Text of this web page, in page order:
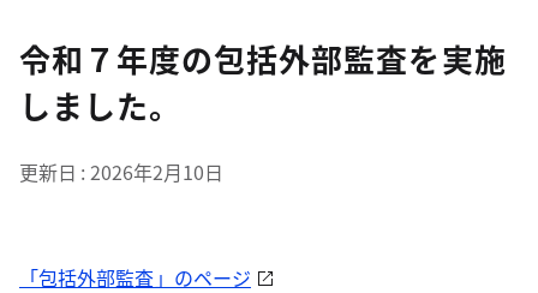
令和７年度の包括外部監査を実施
しました。
更新日 2026年2月10日
「包括外部監査」のページ